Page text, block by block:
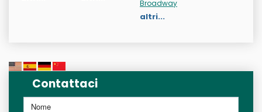
Broadway
altri...
Contattaci